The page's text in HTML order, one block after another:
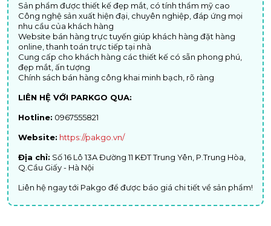
Sản phẩm được thiết kế đẹp mắt, có tính thẩm mỹ cao
Công nghệ sản xuất hiện đại, chuyên nghiệp, đáp ứng mọi
nhu cầu của khách hàng
Website bán hàng trực tuyến giúp khách hàng đặt hàng
online, thanh toán trực tiếp tại nhà
Cung cấp cho khách hàng các thiết kế có sẵn phong phú,
đẹp mắt, ấn tượng
Chính sách bán hàng công khai minh bạch, rõ ràng
LIÊN HỆ VỚI PARKGO QUA:
Hotline: 0967555821
Website: https://pakgo.vn/
Địa chỉ: Số 16 Lô 13A Đường 11 KĐT Trung Yên, P.Trung Hòa,
Q.Cầu Giấy - Hà Nội
Liên hệ ngay tới Pakgo để được báo giá chi tiết về sản phẩm!